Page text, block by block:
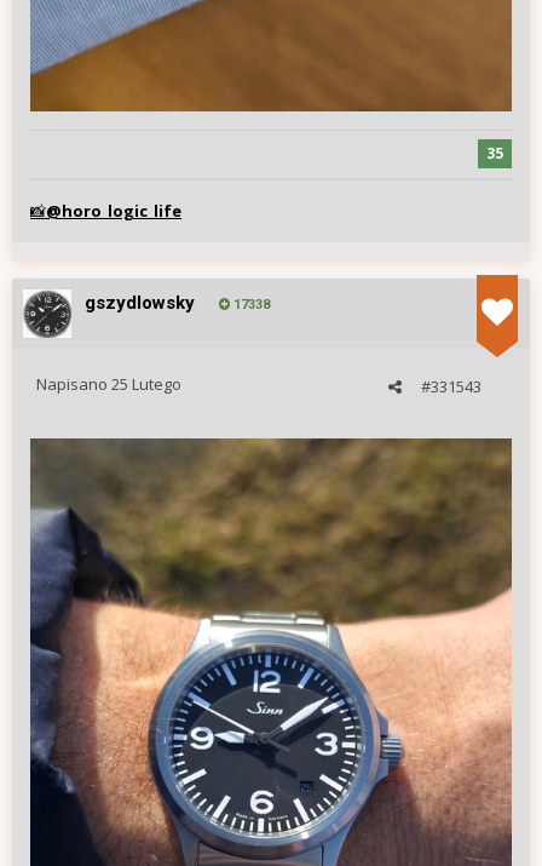
35
📸@horo_logic_life
gszydlowsky 17338
#331543
Napisano 25 Lutego